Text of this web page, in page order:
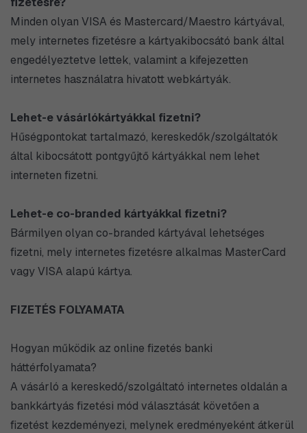
Minden olyan VISA és Mastercard/Maestro kártyával,
mely internetes fizetésre a kártyakibocsátó bank által
engedélyeztetve lettek, valamint a kifejezetten
internetes használatra hivatott webkártyák.
Lehet-e vásárlókártyákkal fizetni?
Hűségpontokat tartalmazó, kereskedők/szolgáltatók
által kibocsátott pontgyűjtő kártyákkal nem lehet
interneten fizetni.
Lehet-e co-branded kártyákkal fizetni?
Bármilyen olyan co-branded kártyával lehetséges
fizetni, mely internetes fizetésre alkalmas MasterCard
vagy VISA alapú kártya.
FIZETÉS FOLYAMATA
Hogyan működik az online fizetés banki
háttérfolyamata?
A vásárló a kereskedő/szolgáltató internetes oldalán a
bankkártyás fizetési mód választását követően a
fizetést kezdeményezi, melynek eredményeként átkerül